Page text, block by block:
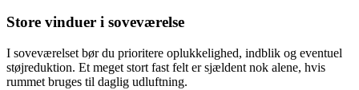
Store vinduer i soveværelse
I soveværelset bør du prioritere oplukkelighed, indblik og eventuel
støjreduktion. Et meget stort fast felt er sjældent nok alene, hvis
rummet bruges til daglig udluftning.